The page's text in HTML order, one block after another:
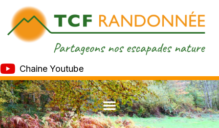
Chaine Youtube